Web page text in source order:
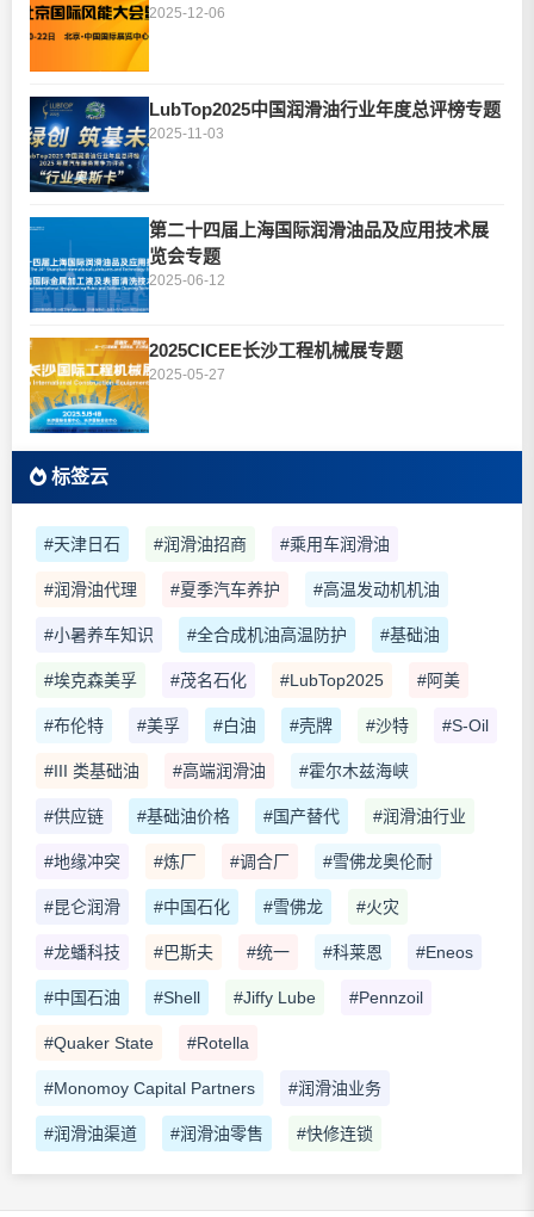
2025-12-06
LubTop2025中国润滑油行业年度总评榜专题
2025-11-03
第二十四届上海国际润滑油品及应用技术展
览会专题
2025-06-12
2025CICEE长沙工程机械展专题
2025-05-27
标签云
#天津日石 #润滑油招商 #乘用车润滑油
#润滑油代理 #夏季汽车养护 #高温发动机机油
#小暑养车知识 #全合成机油高温防护 #基础油
#埃克森美孚 #茂名石化 #LubTop2025 #阿美
#布伦特 #美孚 #白油 #壳牌 #沙特 #S-Oil
#III 类基础油 #高端润滑油 #霍尔木兹海峡
#供应链 #基础油价格 #国产替代 #润滑油行业
#地缘冲突 #炼厂 #调合厂 #雪佛龙奥伦耐
#昆仑润滑 #中国石化 #雪佛龙 #火灾
#龙蟠科技 #巴斯夫 #统一 #科莱恩 #Eneos
#中国石油 #Shell #Jiffy Lube #Pennzoil
#Quaker State #Rotella
#Monomoy Capital Partners #润滑油业务
#润滑油渠道 #润滑油零售 #快修连锁